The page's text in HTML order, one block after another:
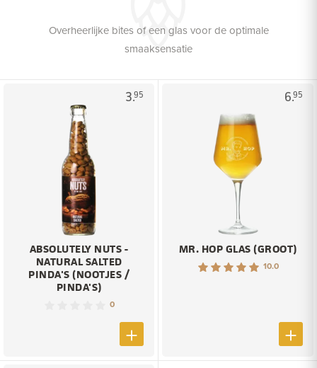
Overheerlijke bites of een glas voor de optimale
smaaksensatie
3.95
ABSOLUTELY NUTS -
NATURAL SALTED
PINDA'S (NOOTJES /
PINDA'S)
0
6.95
MR. HOP GLAS (GROOT)
10.0